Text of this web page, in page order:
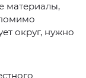
материалы,
округ, нужно